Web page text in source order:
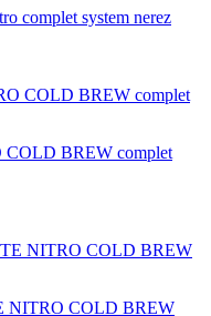
complet system nerez
BREW complet
NITRO COLD BREW